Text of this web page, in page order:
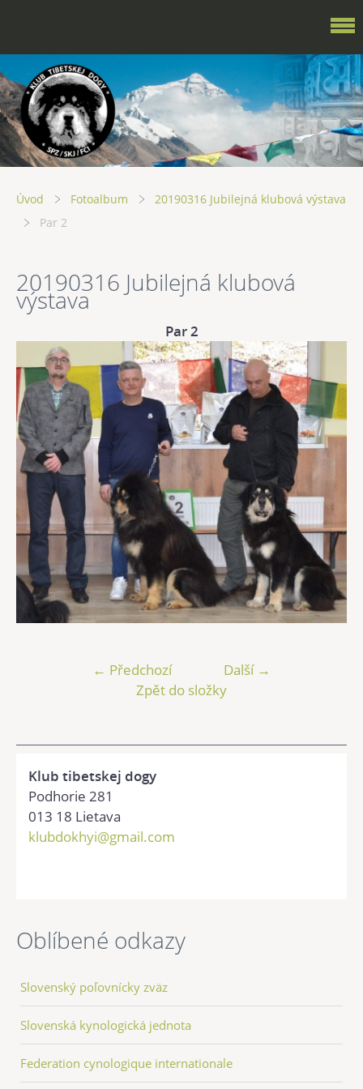
Úvod Fotoalbum
20190316 Jubilejná klubová výstava
Par 2
20190316 Jubilejná klubová
výstava
Par 2
← Předchozí
Další →
Zpět do složky
Klub tibetskej dogy
Podhorie 281
013 18 Lietava
klubdokhyi@gmail.com
Oblíbené odkazy
Slovenský poľovnícky zväz
Slovenská kynologická jednota
Federation cynologique internationale